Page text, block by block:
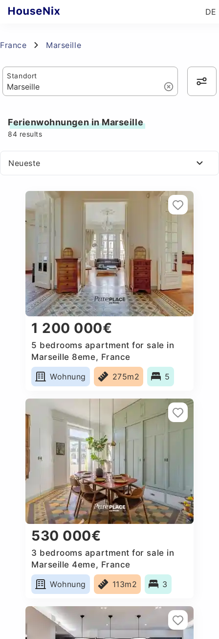
DE
France Marseille
Standort
Ferienwohnungen in Marseille
84 results
Neueste
1 200 000€
5 bedrooms apartment for sale in
Marseille 8eme, France
Wohnung
275m2 5
530 000€
3 bedrooms apartment for sale in
Marseille 4eme, France
Wohnung
113m2 3